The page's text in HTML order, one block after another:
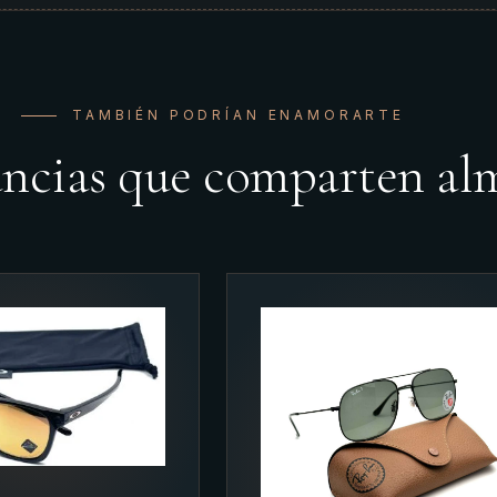
TAMBIÉN PODRÍAN ENAMORARTE
que comparten